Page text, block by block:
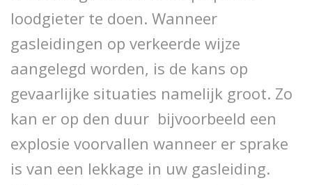
loodgieter te doen. Wanneer
gasleidingen op verkeerde wijze
aangelegd worden, is de kans op
gevaarlijke situaties namelijk groot. Zo
kan er op den duur bijvoorbeeld een
explosie voorvallen wanneer er sprake
is van een lekkage in uw gasleiding.